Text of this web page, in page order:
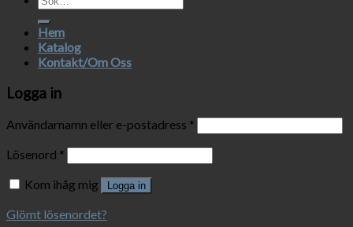
efter:
Hem
Katalog
Kontakt/Om Oss
Logga in
Användarnamn eller e-postadress *
Lösenord *
Kom ihåg mig
Logga in
Glömt lösenordet?